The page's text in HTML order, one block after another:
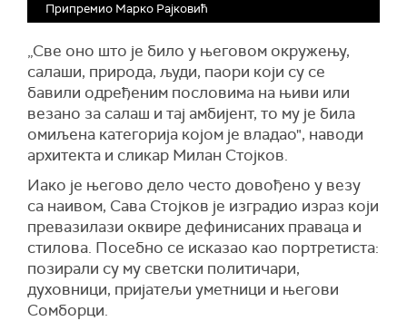
Припремио Марко Рајковић
„Све оно што је било у његовом окружењу,
салаши, природа, људи, паори који су се
бавили одређеним пословима на њиви или
везано за салаш и тај амбијент, то му је била
омиљена категорија којом је владао", наводи
архитекта и сликар Милан Стојков.
Иако је његово дело често довођено у везу
са наивом, Сава Стојков је изградио израз који
превазилази оквире дефинисаних праваца и
стилова. Посебно се исказао као портретиста:
позирали су му светски политичари,
духовници, пријатељи уметници и његови
Сомборци.